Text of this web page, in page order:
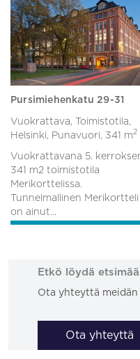
Pursimiehenkatu 29-31
Vuokrattava, Toimistotila,
Helsinki, Punavuori, 341 m2
Vuokrattavana 5.
341 m2 toimistotila
Merikorttelissa.
Tunnelmallinen Merikortteli
on ainut...
Etkö löydä
Ota yhteyttä
Ota yhteyttä